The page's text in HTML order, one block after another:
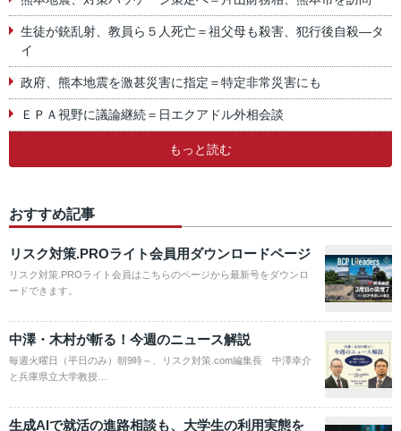
生徒が銃乱射、教員ら５人死亡＝祖父母も殺害、犯行後自殺―タ
イ
政府、熊本地震を激甚災害に指定＝特定非常災害にも
ＥＰＡ視野に議論継続＝日エクアドル外相会談
もっと読む
おすすめ記事
リスク対策.PROライト会員用ダウンロードページ
リスク対策.PROライト会員はこちらのページから最新号をダウンロ
ードできます。
中澤・木村が斬る！今週のニュース解説
毎週火曜日（平日のみ）朝9時～、リスク対策.com編集長 中澤幸介
と兵庫県立大学教授…
生成AIで就活の進路相談も、大学生の利用実態を